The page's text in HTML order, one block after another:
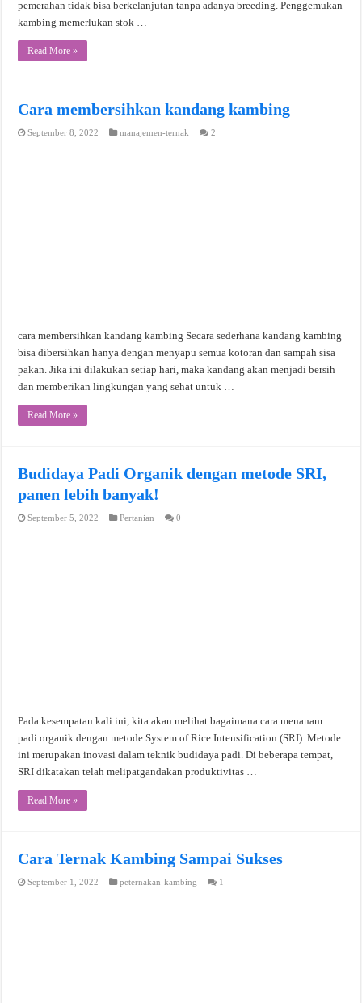
pemerahan tidak bisa berkelanjutan tanpa adanya breeding. Penggemukan
kambing memerlukan stok …
Read More »
Cara membersihkan kandang kambing
September 8, 2022 manajemen-ternak 2
cara membersihkan kandang kambing Secara sederhana kandang kambing
bisa dibersihkan hanya dengan menyapu semua kotoran dan sampah sisa
pakan. Jika ini dilakukan setiap hari, maka kandang akan menjadi bersih
dan memberikan lingkungan yang sehat untuk …
Read More »
Budidaya Padi Organik dengan metode SRI,
panen lebih banyak!
September 5, 2022 Pertanian 0
Pada kesempatan kali ini, kita akan melihat bagaimana cara menanam
padi organik dengan metode System of Rice Intensification (SRI). Metode
ini merupakan inovasi dalam teknik budidaya padi. Di beberapa tempat,
SRI dikatakan telah melipatgandakan produktivitas …
Read More »
Cara Ternak Kambing Sampai Sukses
September 1, 2022 peternakan-kambing 1